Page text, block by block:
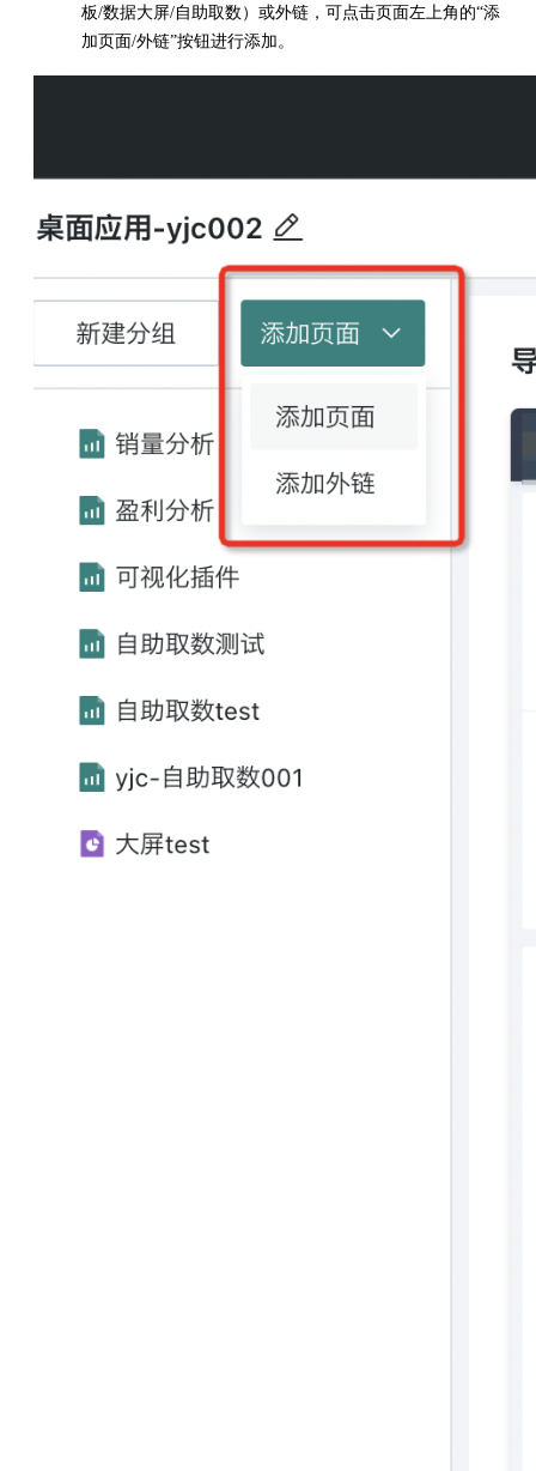
板/数据大屏/自助取数）或外链，可点击页面左上角的“添
加页面/外链”按钮进行添加。